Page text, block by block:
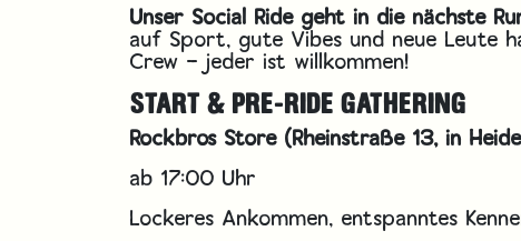
Unser Social Ride geht in die nächste
auf Sport, gute Vibes und neue Leute
Crew – jeder ist willkommen!
START & PRE-RIDE GATHERING
Rockbros Store (Rheinstraße 13, in
ab 17:00 Uhr
Lockeres Ankommen, entspanntes